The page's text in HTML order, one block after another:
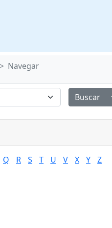
Navegar
Q R S T U V X Y
Z